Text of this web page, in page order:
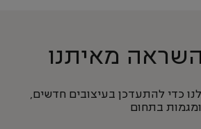
מאיתנו
כדי להתעדכן בעיצובים חדשים,
בתחום